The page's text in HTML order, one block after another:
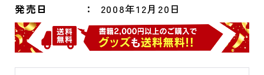
発売日 2008年12月20日